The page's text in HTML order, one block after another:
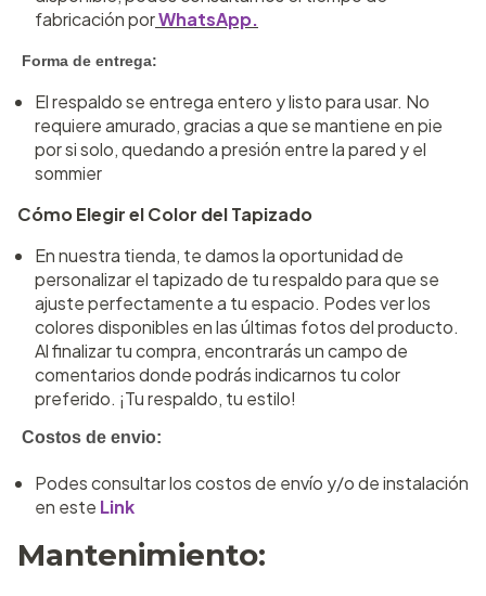
fabricación porWhatsApp.
Forma de entrega:
El respaldo se entrega entero y listo para usar. No
requiere amurado, gracias a que se mantiene en pie
por si solo, quedando a presión entre la pared y el
sommier
Cómo Elegir el Color del Tapizado
En nuestra tienda, te damos la oportunidad de
personalizar el tapizado de tu respaldo para que se
ajuste perfectamente a tu espacio. Podes ver los
colores disponibles en las últimas fotos del producto.
Al finalizar tu compra, encontrarás un campo de
comentarios donde podrás indicarnos tu color
preferido. ¡Tu respaldo, tu estilo!
Costos de envio:
Podes consultar los costos de envío y/o de instalación
en este Link
Mantenimiento: